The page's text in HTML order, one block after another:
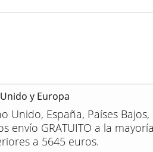
y Europa
Unido, España, Países
envío GRATUITO a la
a 5645 euros.